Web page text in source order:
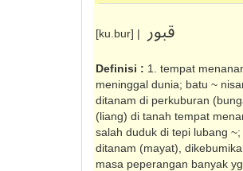
[ku.bur] | قبور
Definisi : 1. tempat
meninggal dunia; batu ~
ditanam di perkuburan
(liang) di tanah tempat
salah duduk di tepi lubang
ditanam (mayat),
masa peperangan banyak